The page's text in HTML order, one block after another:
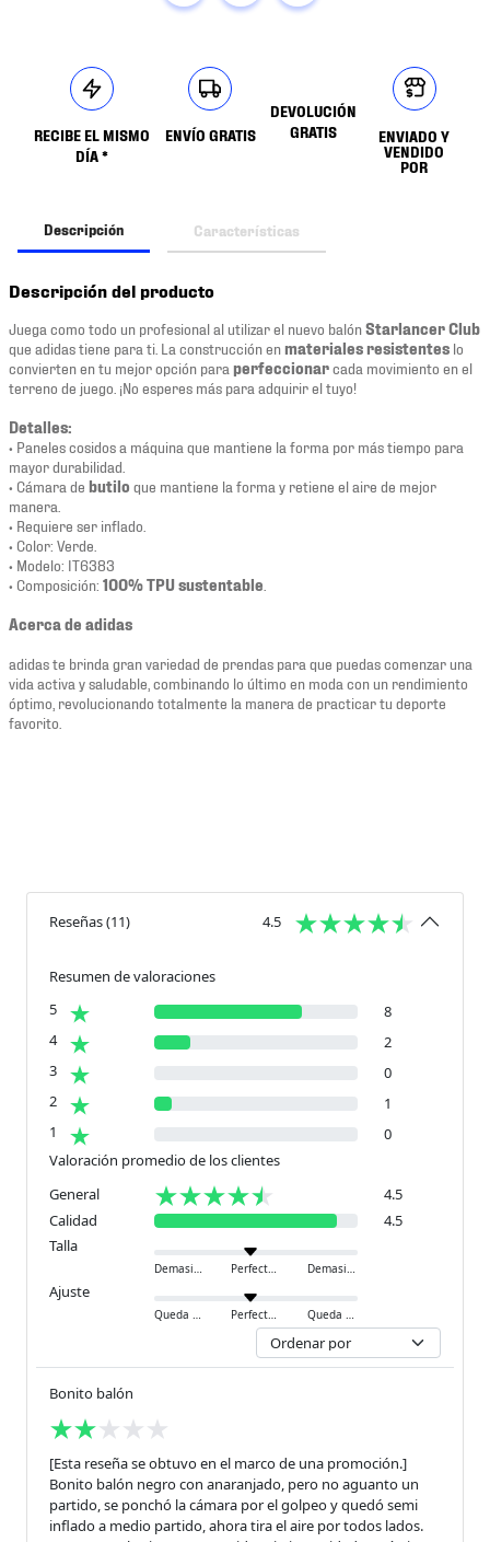
RECIBE EL MISMO
DÍA *
ENVÍO GRATIS
DEVOLUCIÓN
GRATIS
ENVIADO Y
VENDIDO
POR
Descripción Características
Descripción del producto
Juega como todo un profesional al utilizar el nuevo balónStarlancer Club
que adidas tiene para ti. La construcción enmateriales resistentes lo
convierten en tu mejor opción para perfeccionarcada movimiento en el
terreno de juego. ¡No esperes más para adquirir el tuyo!
Detalles:
• Paneles cosidos a máquina que mantiene la forma por más tiempo para
mayor durabilidad.
• Cámara de butilo que mantiene la forma y retiene el aire de mejor
manera.
• Requiere ser inflado.
• Color: Verde.
• Modelo: IT6383
• Composición: 100% TPU sustentable
Acerca de adidas
adidas te brinda gran variedad de prendas para que puedas comenzar una
vida activa y saludable, combinando lo último en moda con un rendimiento
óptimo, revolucionando totalmente la manera de practicar tu deporte
favorito.
Reseñas(11) 4.5
Resumen de valoraciones
5
8
4
2
3
0
2
1
1
0
Valoración promedio de los clientes
General
4.5
Calidad
4.5
Talla
Demasiado pequeño Perfecto Demasiado grande
Ajuste
Queda ajustado Perfecto Queda holgado
Bonito balón
[Esta reseña se obtuvo en el marco de una promoción.]
Bonito balón negro con anaranjado, pero no aguanto un
partido, se ponchó la cámara por el golpeo y quedó semi
inflado a medio partido, ahora tira el aire por todos lados.